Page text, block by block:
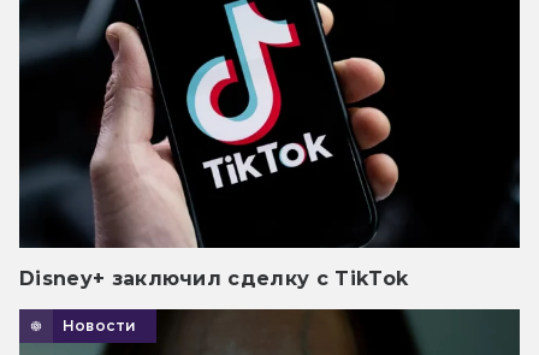
Disney+ заключил сделку с TikTok
Новости